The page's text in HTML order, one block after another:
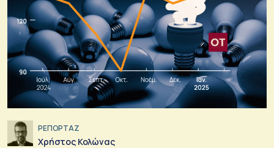
ΡΕΠΟΡΤΑΖ
Χρήστος Κολώνας